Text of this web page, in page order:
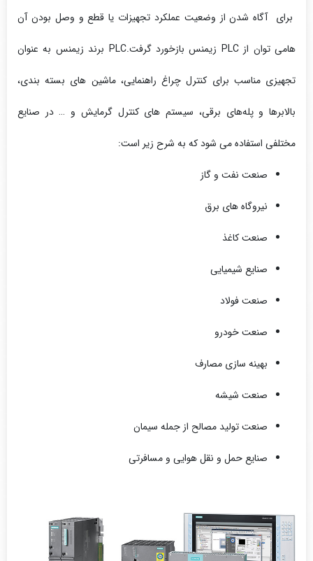
برای آگاه شدن از وضعیت عملکرد تجهیزات یا قطع و وصل بودن آن
هامی توان از PLC زیمنس بازخورد گرفت.PLC برند زیمنس به عنوان
تجهیزی مناسب برای کنترل چراغ راهنمایی، ماشین ‌های بسته ‌بندی،
بالابرها و پله‌های برقی، سیستم‌ های کنترل گرمایش و … در صنایع
مختلفی استفاده می شود که به شرح زیر است:
صنعت نفت و گاز
نیروگاه های برق
صنعت کاغذ
صنایع شیمیایی
صنعت فولاد
صنعت خودرو
بهینه ‌سازی مصارف
صنعت شیشه
صنعت تولید مصالح از جمله سیمان
صنایع حمل و نقل هوایی و مسافرتی